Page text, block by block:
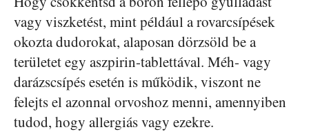
vagy viszketést, mint például a rovarcsípések
okozta dudorokat, alaposan dörzsöld be a
területet egy aszpirin-tablettával. Méh- vagy
darázscsípés esetén is működik, viszont ne
felejts el azonnal orvoshoz menni, amennyiben
tudod, hogy allergiás vagy ezekre.